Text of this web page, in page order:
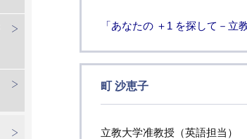
「あなたの ＋1 を探して－立
町 沙恵子
立教大学准教授（英語担当）